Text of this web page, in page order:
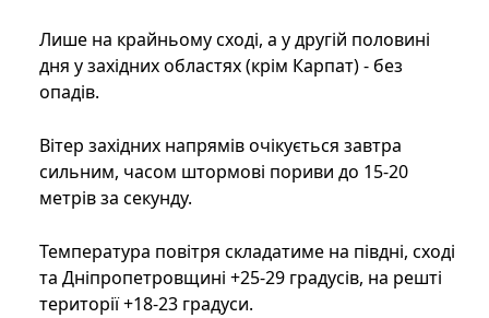
Лише на крайньому сході, а у другій половині
дня у західних областях (крім Карпат) - без
опадів.
Вітер західних напрямів очікується завтра
сильним, часом штормові пориви до 15-20
метрів за секунду.
Температура повітря складатиме на півдні, сході
та Дніпропетровщині +25-29 градусів, на решті
території +18-23 градуси.